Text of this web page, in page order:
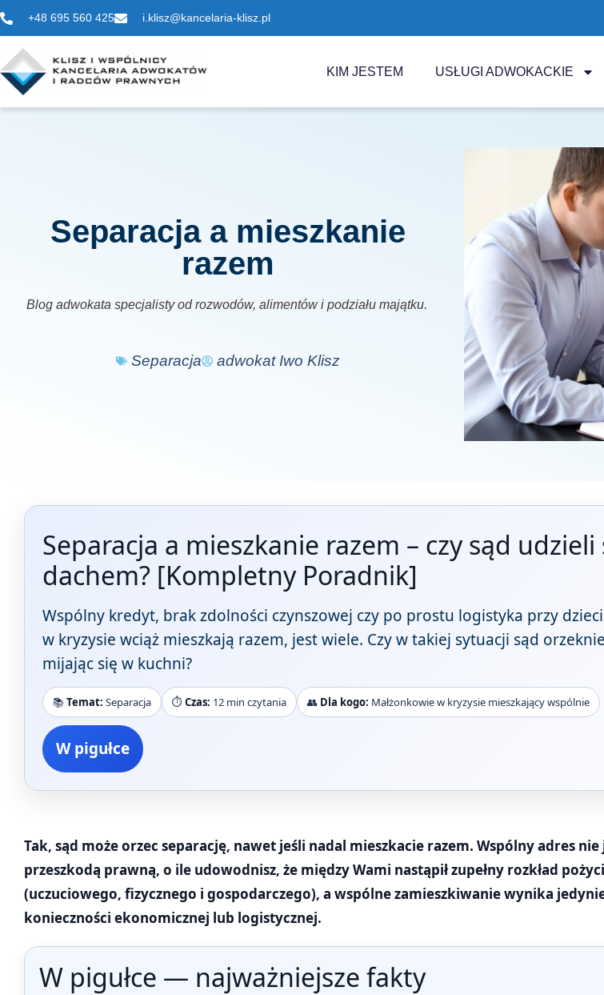
+48 695 560 425 i.klisz@kancelaria-klisz.pl
KIM JESTEM USŁUGI ADWOKACKIE
Separacja a mieszkanie
razem
Blog adwokata specjalisty od rozwodów, alimentów i podziału majątku.
Separacja adwokat Iwo Klisz
Separacja a mieszkanie razem – czy sąd
dachem? [Kompletny Poradnik]
Wspólny kredyt, brak zdolności czynszowej czy po prostu logistyka przy
w kryzysie wciąż mieszkają razem, jest wiele. Czy w takiej sytuacji sąd
mijając się w kuchni?
📚Temat: Separacja ⏱️ Czas: 12 min czytania 👥 Dla kogo: Małżonkowie w kryzysie mieszkający wspólnie
W pigułce
Tak, sąd może orzec separację, nawet jeśli nadal mieszkacie razem. Wspólny adres nie
przeszkodą prawną, o ile udowodnisz, że między Wami nastąpił zupełny rozkład
(uczuciowego, fizycznego i gospodarczego), a wspólne zamieszkiwanie wynika
konieczności ekonomicznej lub logistycznej.
W pigułce — najważniejsze fakty